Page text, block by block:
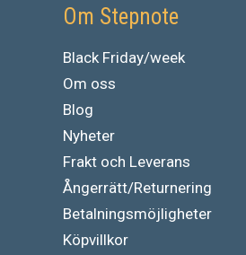
Om Stepnote
Black Friday/week
Om oss
Blog
Nyheter
Frakt och Leverans
Ångerrätt/Returnering
Betalningsmöjligheter
Köpvillkor